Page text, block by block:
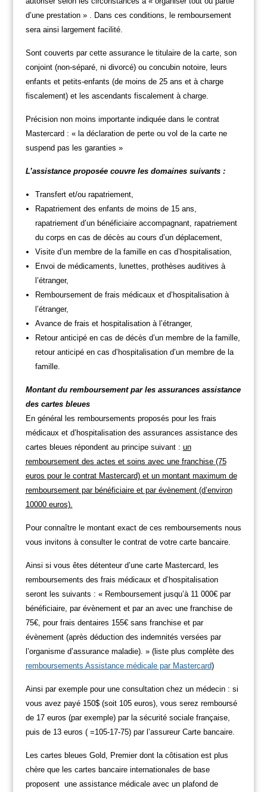
d’une prestation » . Dans ces conditions, le remboursement
sera ainsi largement facilité.
Sont couverts par cette assurance le titulaire de la carte, son
conjoint (non-séparé, ni divorcé) ou concubin notoire, leurs
enfants et petits-enfants (de moins de 25 ans et à charge
fiscalement) et les ascendants fiscalement à charge.
Précision non moins importante indiquée dans le contrat
Mastercard : « la déclaration de perte ou vol de la carte ne
suspend pas les garanties »
L’assistance proposée couvre les domaines suivants :
Transfert et/ou rapatriement,
Rapatriement des enfants de moins de 15 ans,
rapatriement d’un bénéficiaire accompagnant, rapatriement
du corps en cas de décès au cours d’un déplacement,
Visite d’un membre de la famille en cas d’hospitalisation,
Envoi de médicaments, lunettes, prothèses auditives à
l’étranger,
Remboursement de frais médicaux et d’hospitalisation à
l’étranger,
Avance de frais et hospitalisation à l’étranger,
Retour anticipé en cas de décès d’un membre de la famille,
retour anticipé en cas d’hospitalisation d’un membre de la
famille.
Montant du remboursement par les assurances assistance
des cartes bleues
En général les remboursements proposés pour les frais
médicaux et d’hospitalisation des assurances assistance des
cartes bleues répondent au principe suivant : un
remboursement des actes et soins avec une franchise (75
euros pour le contrat Mastercard) et un montant maximum de
remboursement par bénéficiaire et par évènement (d’environ
10000 euros).
Pour connaître le montant exact de ces remboursements nous
vous invitons à consulter le contrat de votre carte bancaire.
Ainsi si vous êtes détenteur d’une carte Mastercard, les
remboursements des frais médicaux et d’hospitalisation
seront les suivants : « Remboursement jusqu’à 11 000€ par
bénéficiaire, par évènement et par an avec une franchise de
75€, pour frais dentaires 155€ sans franchise et par
évènement (après déduction des indemnités versées par
l’organisme d’assurance maladie). » (liste plus complète des
remboursements Assistance médicale par Mastercard)
Ainsi par exemple pour une consultation chez un médecin : si
vous avez payé 150$ (soit 105 euros), vous serez remboursé
de 17 euros (par exemple) par la sécurité sociale française,
puis de 13 euros ( =105-17-75) par l’assureur Carte bancaire.
Les cartes bleues Gold, Premier dont la côtisation est plus
chère que les cartes bancaire internationales de base
proposent une assistance médicale avec un plafond de